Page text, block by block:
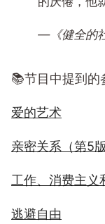
—《健全的
📚节目中提到的
爱的艺术
亲密关系（第5版
工作、消费主义
逃避自由